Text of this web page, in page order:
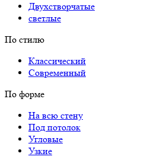
Двухстворчатые
светлые
По стилю
Классический
Современный
По форме
На всю стену
Под потолок
Угловые
Узкие